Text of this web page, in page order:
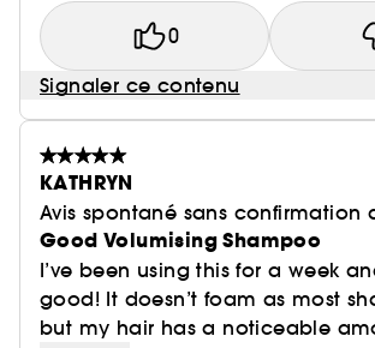
0
Signaler ce contenu
KATHRYN
Avis spontané sans confirmation
Good Volumising Shampoo
I’ve been using this for a week
good! It doesn’t foam as most
but my hair has a noticeable